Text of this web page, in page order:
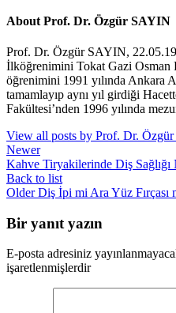
About Prof. Dr. Özgür SAYIN
Prof. Dr. Özgür SAYIN,
İlköğrenimini Tokat Gazi Osman
öğrenimini 1991 yılında Ankara
tamamlayıp aynı yıl girdiği
Fakültesi’nden 1996 yılında
View all posts by Prof. Dr.
Newer
Kahve Tiryakilerinde Diş Sağlığı
Back to list
Older Diş İpi mi Ara Yüz
Bir yanıt yazın
E-posta adresiniz
işaretlenmişlerdir